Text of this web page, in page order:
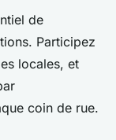
de
Participez
locales, et
coin de rue.